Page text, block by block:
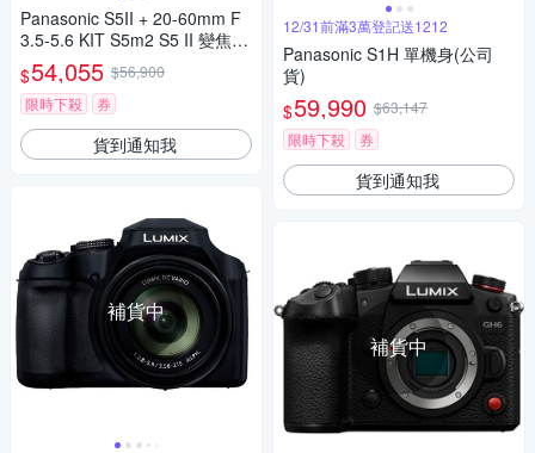
Panasonic S5II + 20-60mm F
3.5-5.6 KIT S5m2 S5 II 變焦鏡
組 公司貨
$54,055 $56,900
限時下殺
券
貨到通知我
補貨中
12/31前滿3萬登記送1212
Panasonic S1H 單機身(公司
貨)
$59,990 $63,147
限時下殺
券
貨到通知我
補貨中